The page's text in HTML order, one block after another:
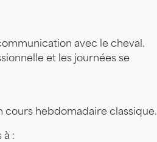
avec le cheval.
et les journées se
cours hebdomadaire classique.
à :